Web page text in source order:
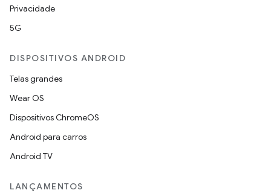
Privacidade
5G
DISPOSITIVOS ANDROID
Telas grandes
Wear OS
Dispositivos ChromeOS
Android para carros
Android TV
LANÇAMENTOS